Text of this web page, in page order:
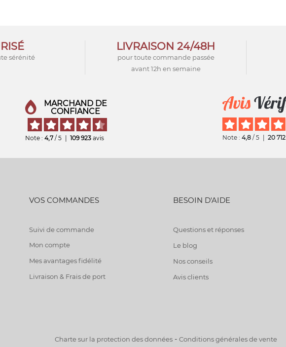
sérénité
LIVRAISON 24/48H
pour toute commande passée
avant 12h en semaine
MARCHAND DE
CONFIANCE
Note : 4,7 / 5 109 923 avis Note : 4,8 / 5 20 712
VOS COMMANDES
Suivi de commande
Mon compte
Mes avantages fidélité
Livraison & Frais de port
BESOIN D'AIDE
Questions et réponses
Le blog
Nos conseils
Avis clients
Charte sur la protection des données- Conditions générales de vente